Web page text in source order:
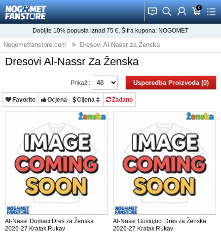
󰂱 󰂨 󰃳 0
󰃦 󰃖
Dobijte 10% popusta iznad 75 €, Šifra kupona: NOGOMET
Nogometfanstore.com Dresovi Al-Nassr za Ženska
Dresovi Al-Nassr Za Ženska
Usporedba Proizvoda (0)
Prikaži:
Favorite Ocjena Cijena Zadano
Al-Nassr Domaci Dres za Ženska
2026-27 Kratak Rukav
Al-Nassr Gostujuci Dres za Ženska
2026-27 Kratak Rukav